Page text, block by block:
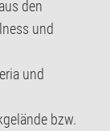
den
und
und
bzw.